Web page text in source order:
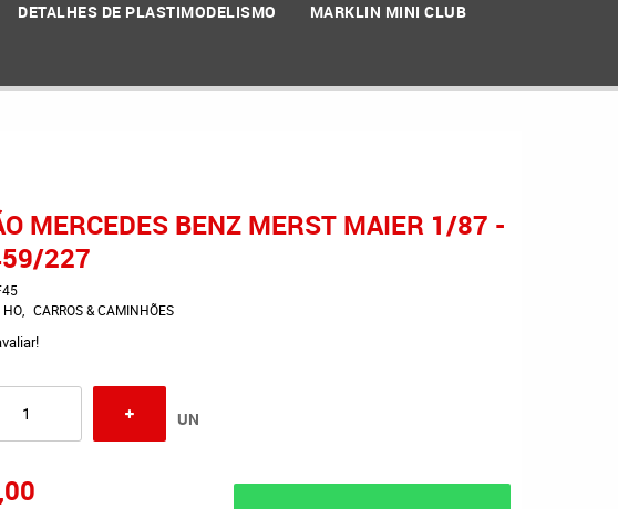
DETALHES DE PLASTIMODELISMO MARKLIN MINI CLUB
MERCEDES BENZ MERST MAIER 1/87 -
227
HO CARROS & CAMINHÕES
UN